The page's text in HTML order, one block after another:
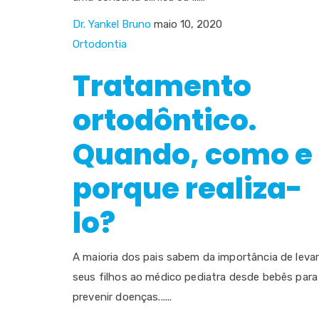
Dr. Yankel Bruno maio 10, 2020
Ortodontia
Tratamento
ortodôntico.
Quando, como e
porque realiza-
lo?
A maioria dos pais sabem da importância de levar
seus filhos ao médico pediatra desde bebês para
prevenir doenças......